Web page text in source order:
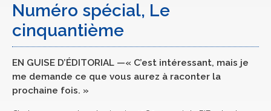
Numéro spécial, Le
cinquantième
EN GUISE D’ÉDITORIAL —« C’est intéressant, mais je
me demande ce que vous aurez à raconter la
prochaine fois. »